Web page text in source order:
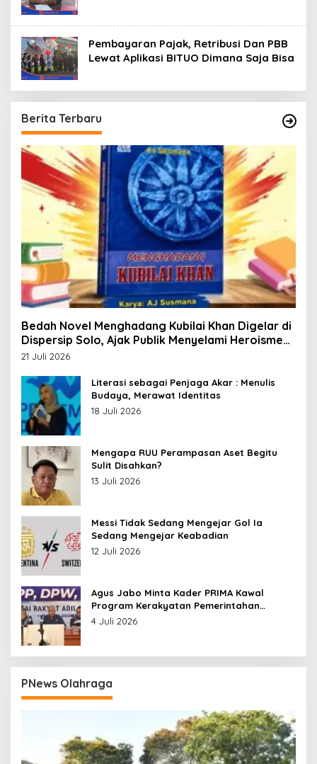
Pembayaran Pajak, Retribusi Dan PBB
Lewat Aplikasi BITUO Dimana Saja Bisa
Berita Terbaru
Bedah Novel Menghadang Kubilai Khan Digelar di
Dispersip Solo, Ajak Publik Menyelami Heroisme
Leluhur Nusantara
21 Juli 2026
Literasi sebagai Penjaga Akar : Menulis
Budaya, Merawat Identitas
18 Juli 2026
Mengapa RUU Perampasan Aset Begitu
Sulit Disahkan?
13 Juli 2026
Messi Tidak Sedang Mengejar Gol Ia
Sedang Mengejar Keabadian
12 Juli 2026
Agus Jabo Minta Kader PRIMA Kawal
Program Kerakyatan Pemerintahan
Prabowo
4 Juli 2026
PNews Olahraga